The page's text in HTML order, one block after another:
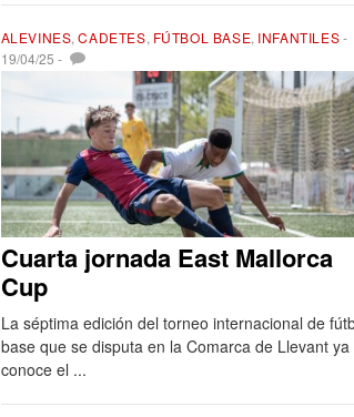
ALEVINES,CADETES, FÚTBOL BASE, INFANTILES-
19/04/25 -
Cuarta jornada East Mallorca
Cup
La séptima edición del torneo internacional de
base que se disputa en la Comarca de Llevant ya
conoce el ...